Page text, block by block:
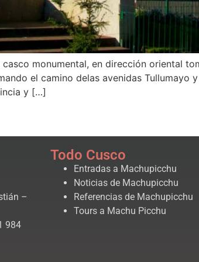
monumental, en dirección oriental
el camino delas avenidas Tullumayo
y […]
–
984
Todo Cusco
Entradas a Machupicchu
Noticias de Machupicchu
Referencias de Machupicchu
Tours a Machu Picchu